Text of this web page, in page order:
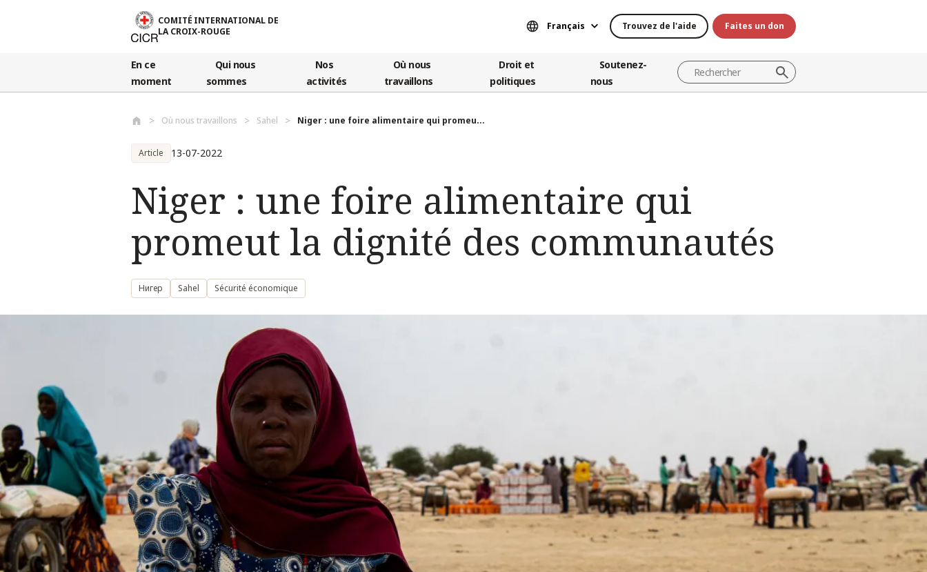
COMITÉ INTERNATIONAL DE
LA CROIX-ROUGE
Français Trouvez de l'aide Faites un don
En ce
moment
Qui nous
sommes
Nos
activités
Où nous
travaillons
Droit et
politiques
Soutenez-
nous
Où nous travaillons Sahel Niger : une foire alimentaire qui promeu...
Article 13-07-2022
Niger : une foire alimentaire qui
promeut la dignité des communautés
Нигер Sahel Sécurité économique